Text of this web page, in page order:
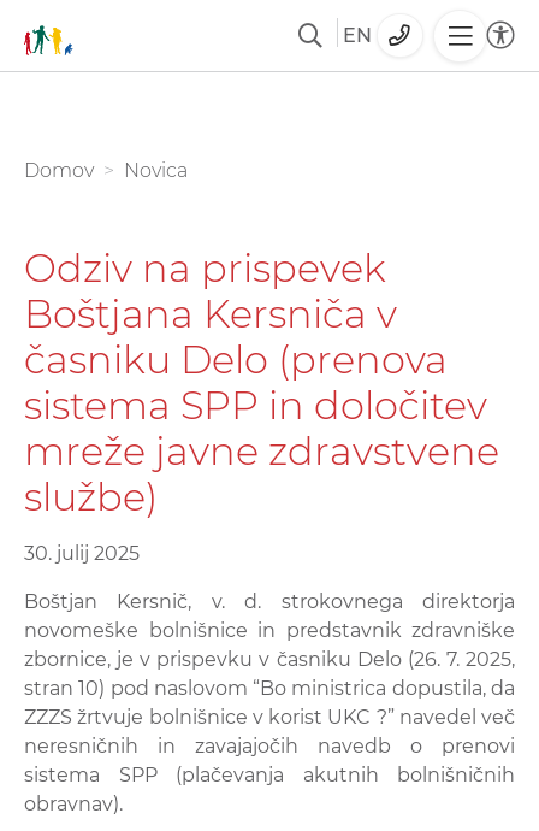
glavno
EN
You are here:
Domov Novica
Odziv na prispevek
Boštjana Kersniča v
časniku Delo (prenova
sistema SPP in določitev
mreže javne zdravstvene
službe)
30. julij 2025
Boštjan Kersnič, v. d. strokovnega direktorja
novomeške bolnišnice in predstavnik zdravniške
zbornice, je v prispevku v časniku Delo (26. 7. 2025,
stran 10) pod naslovom “Bo ministrica dopustila, da
ZZZS žrtvuje bolnišnice v korist UKC ?” navedel več
neresničnih in zavajajočih navedb o prenovi
sistema SPP (plačevanja akutnih bolnišničnih
obravnav).